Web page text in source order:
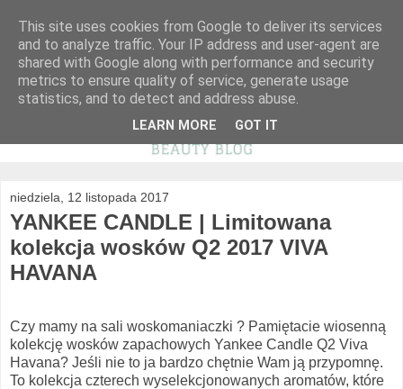
niedziela, 12 listopada 2017
YANKEE CANDLE | Limitowana
kolekcja wosków Q2 2017 VIVA
HAVANA
Czy mamy na sali woskomaniaczki ? Pamiętacie wiosenną
kolekcję wosków zapachowych Yankee Candle Q2 Viva
Havana? Jeśli nie to ja bardzo chętnie Wam ją przypomnę.
To kolekcja czterech wyselekcjonowanych aromatów, które
This site uses cookies from Google to deliver its services
and to analyze traffic. Your IP address and user-agent are
shared with Google along with performance and security
metrics to ensure quality of service, generate usage
statistics, and to detect and address abuse.
LEARN MORE GOT IT